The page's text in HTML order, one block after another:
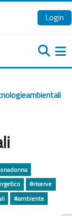
Login
#riserve
#ambiente